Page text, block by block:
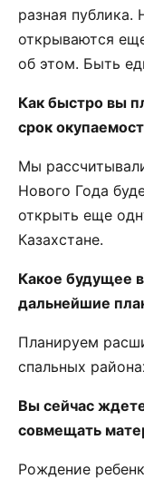
разная публика.
открываются
об этом. Быть
Как быстро вы
срок
Мы
Нового Года
открыть еще
Казахстане.
Какое будущее
дальнейшие
Планируем
спальных
Вы сейчас
совмещать
Рождение